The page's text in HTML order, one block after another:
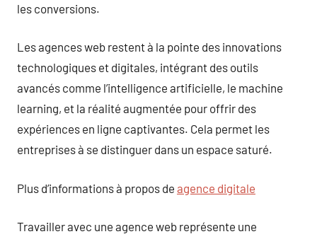
les conversions.
Les agences web restent à la pointe des innovations
technologiques et digitales, intégrant des outils
avancés comme l’intelligence artificielle, le machine
learning, et la réalité augmentée pour offrir des
expériences en ligne captivantes. Cela permet les
entreprises à se distinguer dans un espace saturé.
Plus d’informations à propos de agence digitale
Travailler avec une agence web représente une